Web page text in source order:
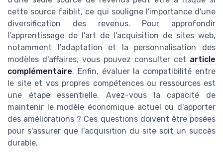
cette source faiblit, ce qui souligne l'importance d'une
diversification des revenus. Pour approfondir
l'apprentissage de l'art de l'acquisition de sites web,
notamment l'adaptation et la personnalisation des
modèles d'affaires, vous pouvez consulter cet article
complémentaire. Enfin, évaluer la compatibilité entre
le site et vos propres compétences ou ressources est
une étape essentielle. Avez-vous la capacité de
maintenir le modèle économique actuel ou d'apporter
des améliorations ? Ces questions doivent être posées
pour s'assurer que l'acquisition du site soit un succès
durable.